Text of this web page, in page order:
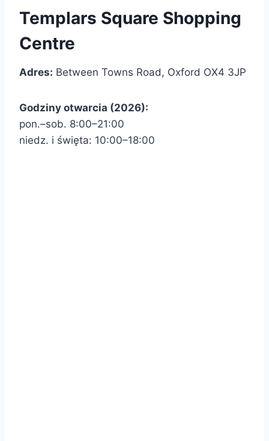
Templars Square Shopping
Centre
Adres: Between Towns Road, Oxford OX4 3JP
Godziny otwarcia (2026):
pon.–sob. 8:00–21:00
niedz. i święta: 10:00–18:00